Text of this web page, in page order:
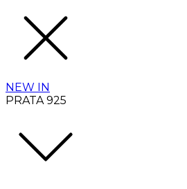
NEW IN
PRATA 925